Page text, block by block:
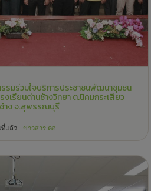
รมร่วมใจบริการประชาชนพัฒนาชุมชน
เรียนด่านช้างวิทยา ต.นิคมกระเสียว
าง จ.สุพรรณบุรี
แล้ว - ข่าวสาร คอ.